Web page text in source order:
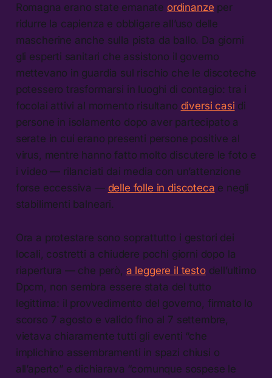
Romagna erano state emanate ordinanze per
ridurre la capienza e obbligare all’uso delle
mascherine anche sulla pista da ballo. Da giorni
gli esperti sanitari che assistono il governo
mettevano in guardia sul rischio che le discoteche
potessero trasformarsi in luoghi di contagio: tra i
focolai attivi al momento risultano diversi casi di
persone in isolamento dopo aver partecipato a
serate in cui erano presenti persone positive al
virus, mentre hanno fatto molto discutere le foto e
i video — rilanciati dai media con un’attenzione
forse eccessiva — delle folle in discoteca e negli
stabilimenti balneari.
Ora a protestare sono soprattutto i gestori dei
locali, costretti a chiudere pochi giorni dopo la
riapertura — che però, a leggere il testodell’ultimo
Dpcm, non sembra essere stata del tutto
legittima: il provvedimento del governo, firmato lo
scorso 7 agosto e valido fino al 7 settembre,
vietava chiaramente tutti gli eventi “che
implichino assembramenti in spazi chiusi o
all’aperto” e dichiarava “comunque sospese le